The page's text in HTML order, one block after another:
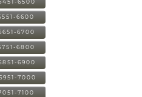
6500
6600
6700
6800
6900
7000
7100